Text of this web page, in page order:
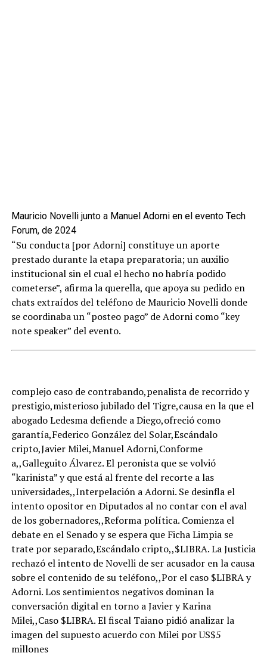
Mauricio Novelli junto a Manuel Adorni en el evento Tech
Forum, de 2024
“Su conducta [por Adorni] constituye un aporte
prestado durante la etapa preparatoria; un auxilio
institucional sin el cual el hecho no habría podido
cometerse”, afirma la querella, que apoya su pedido en
chats extraídos del teléfono de Mauricio Novelli donde
se coordinaba un “posteo pago” de Adorni como “key
note speaker” del evento.
complejo caso de contrabando,penalista de recorrido y
prestigio,misterioso jubilado del Tigre,causa en la que el
abogado Ledesma defiende a Diego,ofreció como
garantía,Federico González del Solar,Escándalo
cripto,Javier Milei,Manuel Adorni,Conforme
a,,Galleguito Álvarez. El peronista que se volvió
“karinista” y que está al frente del recorte a las
universidades,,Interpelación a Adorni. Se desinfla el
intento opositor en Diputados al no contar con el aval
de los gobernadores,,Reforma política. Comienza el
debate en el Senado y se espera que Ficha Limpia se
trate por separado,Escándalo cripto,,$LIBRA. La Justicia
rechazó el intento de Novelli de ser acusador en la causa
sobre el contenido de su teléfono,,Por el caso $LIBRA y
Adorni. Los sentimientos negativos dominan la
conversación digital en torno a Javier y Karina
Milei,,Caso $LIBRA. El fiscal Taiano pidió analizar la
imagen del supuesto acuerdo con Milei por US$5
millones